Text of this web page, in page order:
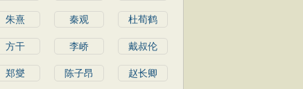
朱熹 秦观 杜荀鹤
方干 李峤 戴叔伦
郑燮 陈子昂 赵长卿